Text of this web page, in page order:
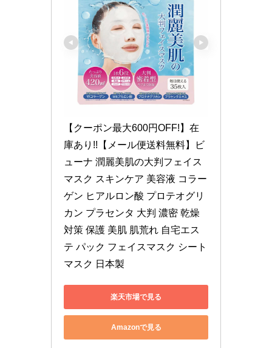
【クーポン最大600円OFF!】在
庫あり!!【メール便送料無料】ビ
ューナ 潤麗美肌の大判フェイス
マスク スキンケア 美容液 コラー
ゲン ヒアルロン酸 プロテオグリ
カン プラセンタ 大判 濃密 乾燥
対策 保護 美肌 肌荒れ 自宅エス
テ パック フェイスマスク シート
マスク 日本製
楽天市場で見る
Amazonで見る